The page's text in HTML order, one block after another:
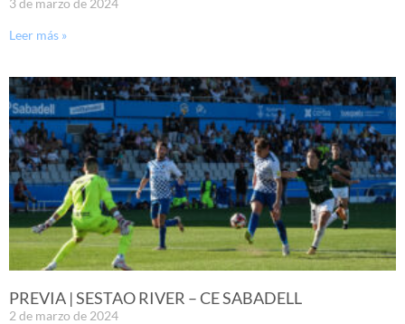
Leer más »
PREVIA | SESTAO RIVER – CE SABADELL
2 de marzo de 2024